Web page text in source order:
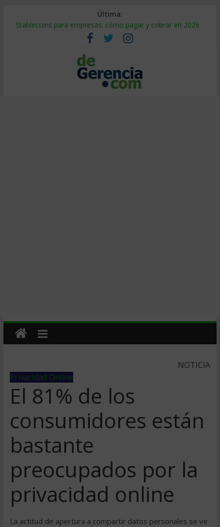
Última:
Stablecoins para empresas: cómo pagar y cobrar en 2026
Despido silencioso: qué es y por qué sale tan caro
IA en selección de personal: cómo auditarla a tiempo
Trabajo forzoso en la cadena de suministro: qué hacer
Mercado hispano de EE. UU.: cómo segmentarlo y venderle
NOTICIA
Privacidad Online
El 81% de los
consumidores están
bastante
preocupados por la
privacidad online
La actitud de apertura a compartir datos personales se ve